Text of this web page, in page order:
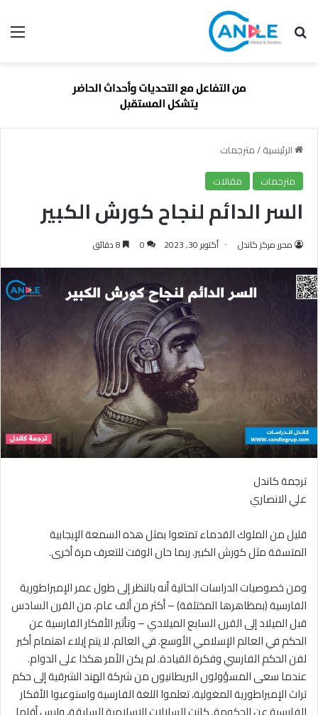
بحث عن
الرئيسية/مترجمات
مترجمات
مقالات
السر الدائم لنجاح كورش الكبير
محرر مركز كاندل أكتوبر 30, 2023 0
ترجمة كاندل
علي الانصاري
قليل من الملوك القدماء تمتعوا بمثل هذه السمعة الإيجابية
المتسقة مثل كورش الكبير. ربما حان الوقت للتعرف مرة أخرى.
ومن خصوصيات الدراسات الحالية أنه بالنظر إلى طول عمر الإمبراطورية
الفارسية (بمظاهرها المختلفة) – أكثر من ألف عام، من القرن السادس
قبل الميلاد إلى القرن السابع الميلادي – وتأثير الأفكار الفارسية عن
الحكم في العالم الإسلامي الأوسع. في العالم، لا يتم إيلاء اهتمام أكبر
لفن الحكم الفارسي وفكرة القيادة. لم يكن الأمر هكذا على الدوام.
عندما سعى المسؤولون البريطانيون من شركة الهند الشرقية إلى حكم
تراث الإمبراطورية المغولية، تعلموا اللغة الفارسية واستوعبوا الأفكار